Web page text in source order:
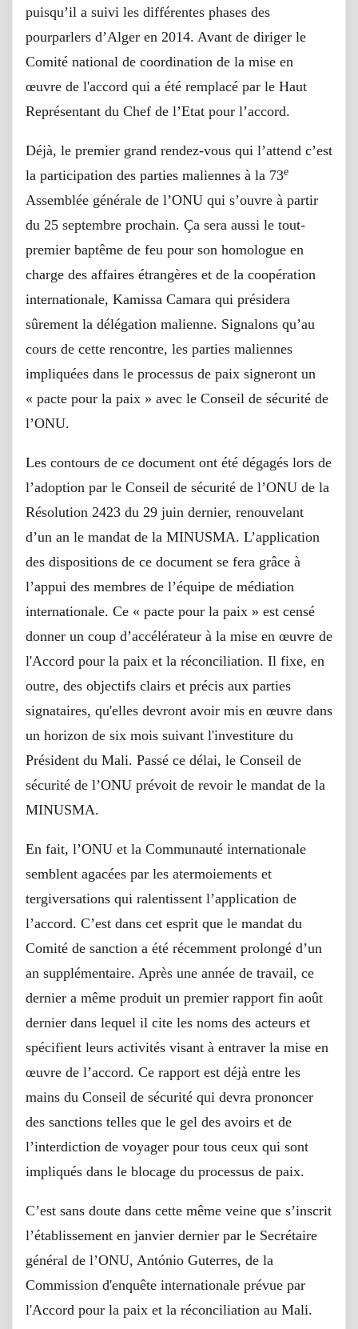
puisqu’il a suivi les différentes phases des
pourparlers d’Alger en 2014. Avant de diriger le
Comité national de coordination de la mise en
œuvre de l'accord qui a été remplacé par le Haut
Représentant du Chef de l’Etat pour l’accord.
Déjà, le premier grand rendez-vous qui l’attend c’est
la participation des parties maliennes à la 73e
Assemblée générale de l’ONU qui s’ouvre à partir
du 25 septembre prochain. Ça sera aussi le tout-
premier baptême de feu pour son homologue en
charge des affaires étrangères et de la coopération
internationale, Kamissa Camara qui présidera
sûrement la délégation malienne. Signalons qu’au
cours de cette rencontre, les parties maliennes
impliquées dans le processus de paix signeront un
« pacte pour la paix » avec le Conseil de sécurité de
l’ONU.
Les contours de ce document ont été dégagés lors de
l’adoption par le Conseil de sécurité de l’ONU de la
Résolution 2423 du 29 juin dernier, renouvelant
d’un an le mandat de la MINUSMA. L’application
des dispositions de ce document se fera grâce à
l’appui des membres de l’équipe de médiation
internationale. Ce « pacte pour la paix » est censé
donner un coup d’accélérateur à la mise en œuvre de
l'Accord pour la paix et la réconciliation. Il fixe, en
outre, des objectifs clairs et précis aux parties
signataires, qu'elles devront avoir mis en œuvre dans
un horizon de six mois suivant l'investiture du
Président du Mali. Passé ce délai, le Conseil de
sécurité de l’ONU prévoit de revoir le mandat de la
MINUSMA.
En fait, l’ONU et la Communauté internationale
semblent agacées par les atermoiements et
tergiversations qui ralentissent l’application de
l’accord. C’est dans cet esprit que le mandat du
Comité de sanction a été récemment prolongé d’un
an supplémentaire. Après une année de travail, ce
dernier a même produit un premier rapport fin août
dernier dans lequel il cite les noms des acteurs et
spécifient leurs activités visant à entraver la mise en
œuvre de l’accord. Ce rapport est déjà entre les
mains du Conseil de sécurité qui devra prononcer
des sanctions telles que le gel des avoirs et de
l’interdiction de voyager pour tous ceux qui sont
impliqués dans le blocage du processus de paix.
C’est sans doute dans cette même veine que s’inscrit
l’établissement en janvier dernier par le Secrétaire
général de l’ONU, António Guterres, de la
Commission d'enquête internationale prévue par
l'Accord pour la paix et la réconciliation au Mali.